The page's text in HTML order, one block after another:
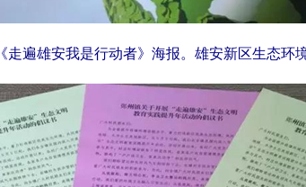
《走遍雄安我是行动者》海报。雄安新区生态环